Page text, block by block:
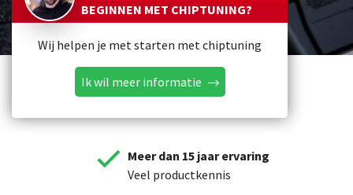
BEGINNEN MET CHIPTUNING?
Wij helpen je met starten met chiptuning
Ik wil meer informatie
Meer dan 15 jaar ervaring
Veel productkennis